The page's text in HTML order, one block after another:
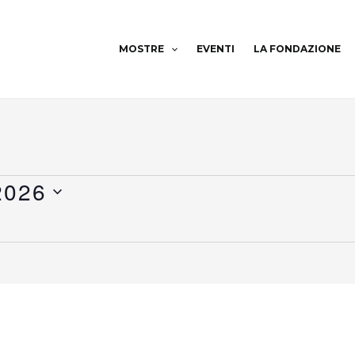
MOSTRE EVENTI LA FONDAZIONE